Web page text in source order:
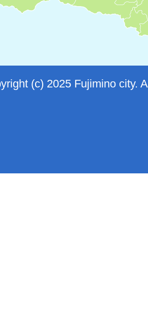
(c) 2025 Fujimino city.